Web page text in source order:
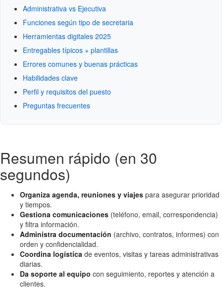
Administrativa vs Ejecutiva
Funciones según tipo de secretaria
Herramientas digitales 2025
Entregables típicos + plantillas
Errores comunes y buenas prácticas
Habilidades clave
Perfil y requisitos del puesto
Preguntas frecuentes
Resumen rápido (en 30
segundos)
Organiza agenda, reuniones y viajes para asegurar prioridad
y tiempos.
Gestiona comunicaciones (teléfono, email, correspondencia)
y filtra información.
Administra documentación (archivo, contratos, informes) con
orden y confidencialidad.
Coordina logística de eventos, visitas y tareas administrativas
diarias.
Da soporte al equipo con seguimiento, reportes y atención a
clientes.